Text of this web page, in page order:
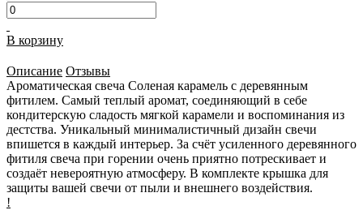
В корзину
Описание Отзывы
Ароматическая свеча Соленая карамель c деревянным
фитилем. Самый теплый аромат, соединяющий в себе
кондитерскую сладость мягкой карамели и воспоминания из
дестства. Уникальный минималистичный дизайн свечи
впишется в каждый интерьер. За счёт усиленного деревянного
фитиля свеча при горении очень приятно потрескивает и
создаёт невероятную атмосферу. В комплекте крышка для
защиты вашей свечи от пыли и внешнего воздействия.
!